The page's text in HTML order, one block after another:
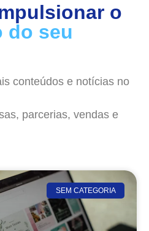
o
do seu
conteúdos e notícias no
parcerias, vendas e
SEM CATEGORIA